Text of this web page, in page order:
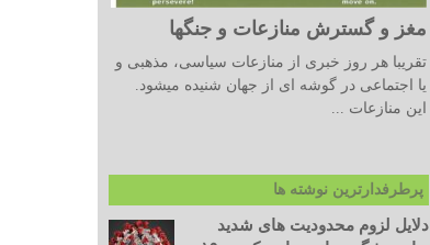
مغز و گسترش منازعات و جنگها
تقریبا هر روز خبری از منازعات سیاسی، مذهبی و
یا اجتماعی در گوشه ای از جهان شنیده میشود.
این منازعات ...
پرطرفدارترین نوشته ها
دلایل لزوم محدودیت های شدید